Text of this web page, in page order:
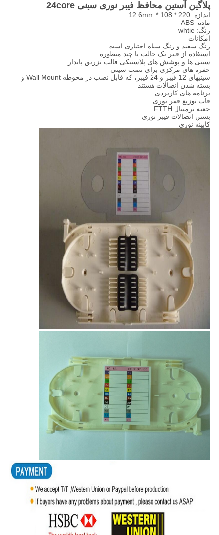
پلاگین آستین محافظ فیبر نوری سینی 24core
اندازه: 220 * 108 * 12.6mm
ماده: ABS
رنگ: whtie
امکانات
رنگ سفید و رنگ سیاه اختیاری است
استفاده از فیبر تک حالت یا چند منظوره
سینی ها و پوشش های پلاستیکی قالب تزریق پایدار
حفره های مرکزی برای نصب سینی
سینیهای 12 فیبر و 24 فیبر، که قابل نصب در محوطه Wall Mount و
بسته شدن اتصالات هستند
برنامه های کاربردی
قاب توزیع فیبر نوری
جعبه ترمینال FTTH
بستن اتصالات فیبر نوری
کابینه نوری